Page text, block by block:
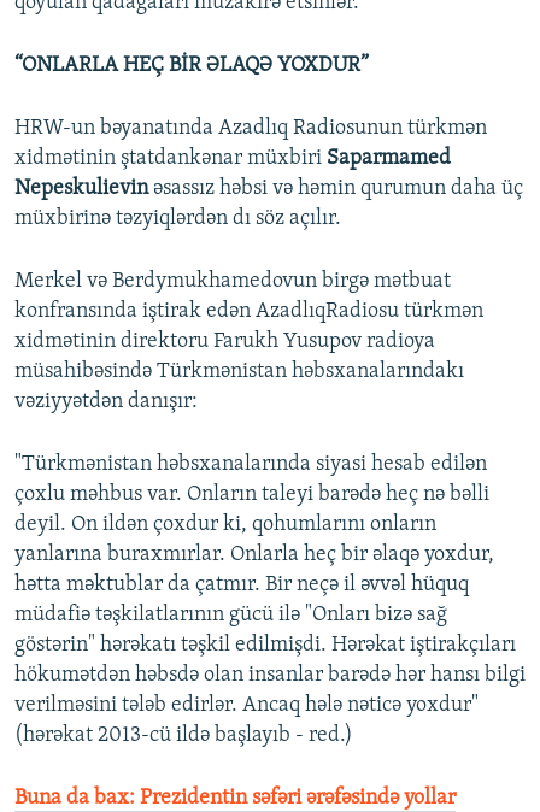
“ONLARLA HEÇ BİR ƏLAQƏ YOXDUR”
HRW-un bəyanatında Azadlıq Radiosunun türkmən
xidmətinin ştatdankənar müxbiri Saparmamed
Nepeskulievin əsassız həbsi və həmin qurumun daha üç
müxbirinə təzyiqlərdən dı söz açılır.
Merkel və Berdymukhamedovun birgə mətbuat
konfransında iştirak edən AzadlıqRadiosu türkmən
xidmətinin direktoru Farukh Yusupov radioya
müsahibəsində Türkmənistan həbsxanalarındakı
vəziyyətdən danışır:
"Türkmənistan həbsxanalarında siyasi hesab edilən
çoxlu məhbus var. Onların taleyi barədə heç nə bəlli
deyil. On ildən çoxdur ki, qohumlarını onların
yanlarına buraxmırlar. Onlarla heç bir əlaqə yoxdur,
hətta məktublar da çatmır. Bir neçə il əvvəl hüquq
müdafiə təşkilatlarının gücü ilə "Onları bizə sağ
göstərin" hərəkatı təşkil edilmişdi. Hərəkat iştirakçıları
hökumətdən həbsdə olan insanlar barədə hər hansı bilgi
verilməsini tələb edirlər. Ancaq hələ nəticə yoxdur"
(hərəkat 2013-cü ildə başlayıb - red.)
Buna da bax: Prezidentin səfəri ərəfəsində yollar